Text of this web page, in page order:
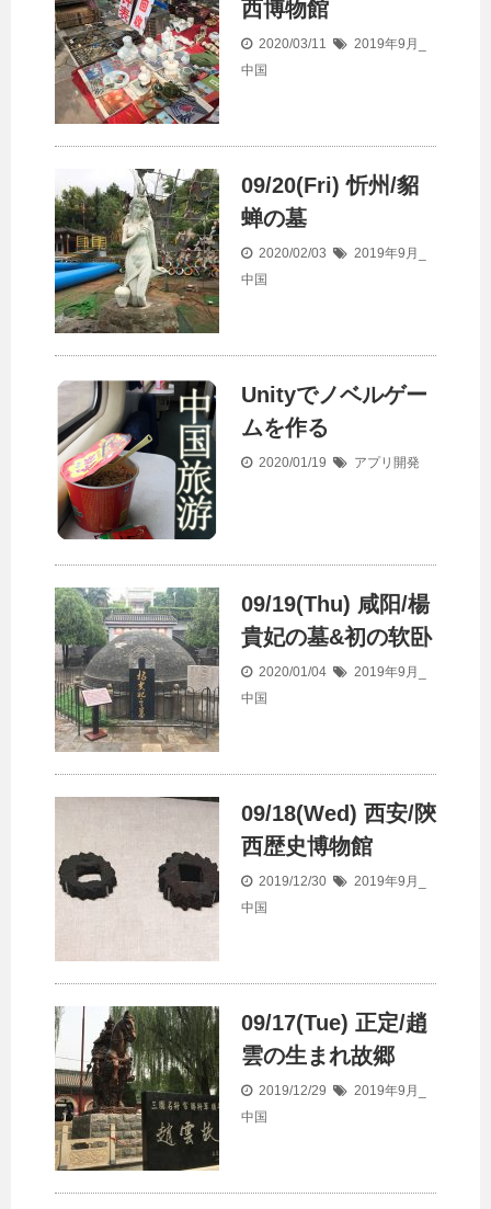
西博物館
2020/03/11
2019年9月_
中国
09/20(Fri) 忻州/貂
蝉の墓
2020/02/03
2019年9月_
中国
Unityでノベルゲー
ムを作る
2020/01/19 アプリ開発
09/19(Thu) 咸阳/楊
貴妃の墓&初の软卧
2020/01/04
2019年9月_
中国
09/18(Wed) 西安/陝
西歴史博物館
2019/12/30
2019年9月_
中国
09/17(Tue) 正定/趙
雲の生まれ故郷
2019/12/29
2019年9月_
中国